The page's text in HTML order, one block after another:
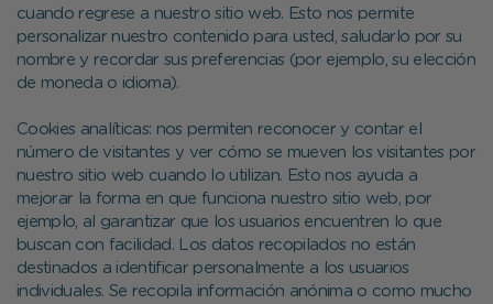
cuando regrese a nuestro sitio web. Esto nos permite
personalizar nuestro contenido para usted, saludarlo por su
nombre y recordar sus preferencias (por ejemplo, su elección
de moneda o idioma).
Cookies analíticas: nos permiten reconocer y contar el
número de visitantes y ver cómo se mueven los visitantes por
nuestro sitio web cuando lo utilizan. Esto nos ayuda a
mejorar la forma en que funciona nuestro sitio web, por
ejemplo, al garantizar que los usuarios encuentren lo que
buscan con facilidad. Los datos recopilados no están
destinados a identificar personalmente a los usuarios
individuales. Se recopila información anónima o como mucho